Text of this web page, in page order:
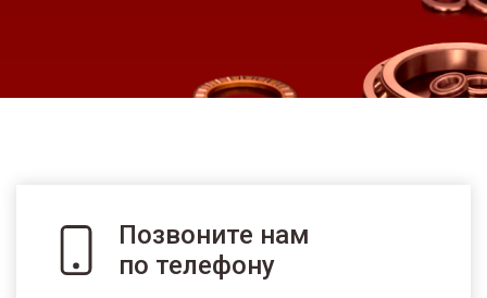
Позвоните нам
по телефону